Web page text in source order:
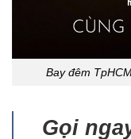
Bay đêm
Gọi